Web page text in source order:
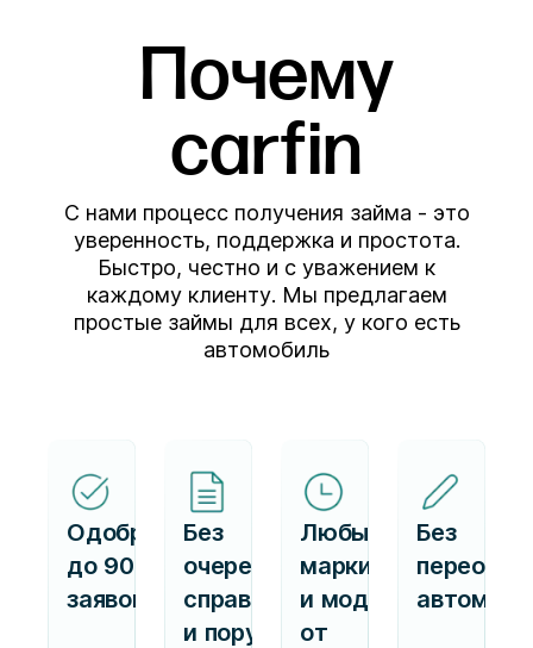
Почему
carfin
С нами процесс получения займа - это
уверенность, поддержка и простота.
Быстро, честно и с уважением к
каждому клиенту. Мы предлагаем
простые займы для всех, у кого есть
автомобиль
Одобряем
до 90%
заявок
Без
очередей,
справок
и поручителей
Любые
марки
и модели
от
Без